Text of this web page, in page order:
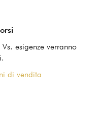
esigenze verranno
di vendita